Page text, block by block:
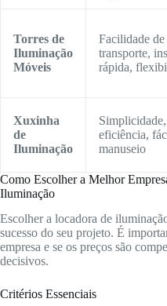
Torres de
Iluminação
Móveis
Facilidade de
transporte,
rápida,
Xuxinha
de
Iluminação
Simplicidade,
eficiência,
manuseio
Como Escolher a Melhor
Iluminação
Escolher a locadora de
sucesso do seu projeto. É
empresa e se os preços são
decisivos.
Critérios Essenciais